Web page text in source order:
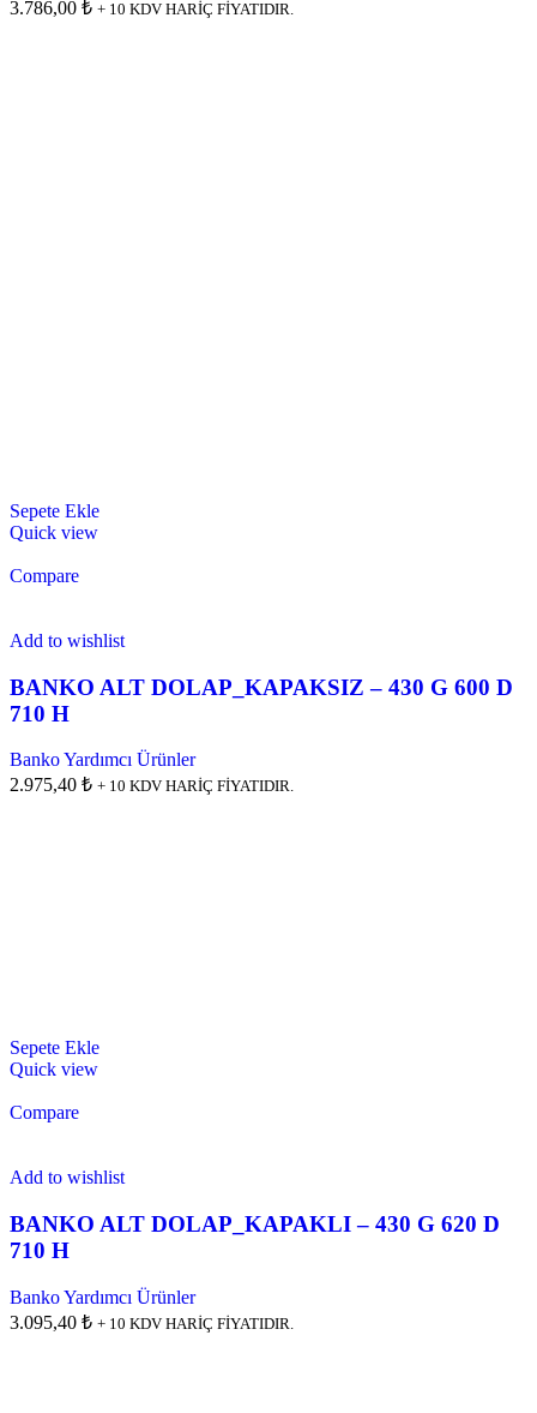
3.786,00 ₺ + 10 KDV HARİÇ FİYATIDIR.
Sepete Ekle
Quick view
Compare
Add to wishlist
BANKO ALT DOLAP_KAPAKSIZ – 430 G 600 D
710 H
Banko Yardımcı Ürünler
2.975,40 ₺ + 10 KDV HARİÇ FİYATIDIR.
Sepete Ekle
Quick view
Compare
Add to wishlist
BANKO ALT DOLAP_KAPAKLI – 430 G 620 D
710 H
Banko Yardımcı Ürünler
3.095,40 ₺ + 10 KDV HARİÇ FİYATIDIR.